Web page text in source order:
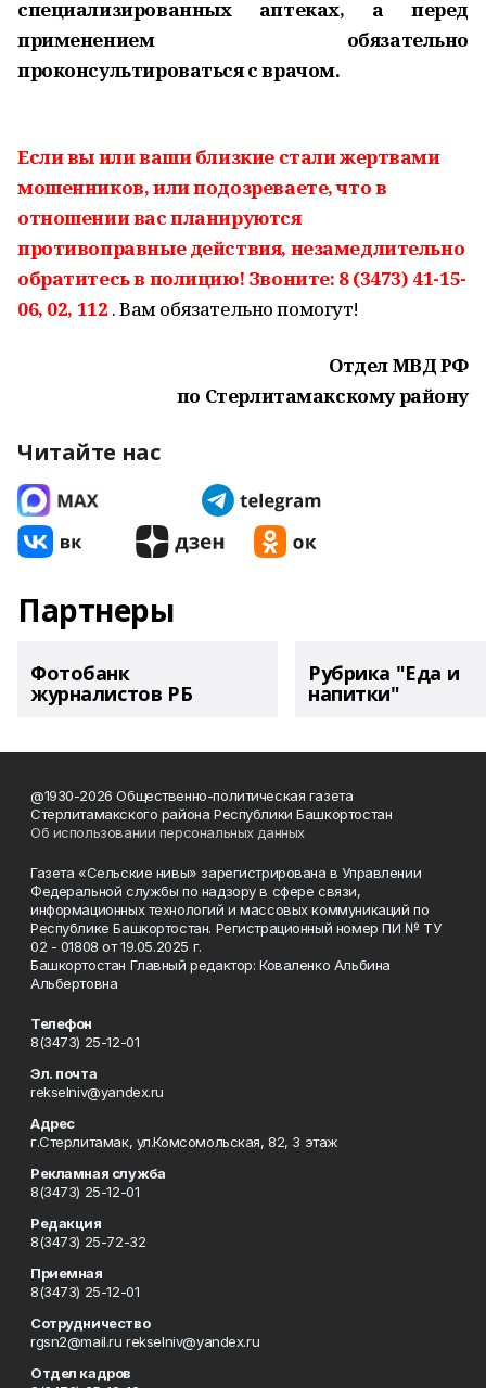
специализированных аптеках, а перед
применением обязательно
проконсультироваться с врачом.
Если вы или ваши близкие стали жертвами
мошенников, или подозреваете, что в
отношении вас планируются
противоправные действия, незамедлительно
обратитесь в полицию! Звоните: 8 (3473) 41-15-
06, 02, 112 . Вам обязательно помогут!
Отдел МВД РФ
по Стерлитамакскому району
Читайте нас
Партнеры
Фотобанк
журналистов РБ
Рубрика "Еда и
напитки"
@1930-2026 Общественно-политическая газета
Стерлитамакского района Республики Башкортостан
Об использовании персональных данных
Газета «Сельские нивы» зарегистрирована в Управлении
Федеральной службы по надзору в сфере связи,
информационных технологий и массовых коммуникаций по
Республике Башкортостан. Регистрационный номер ПИ № ТУ
02 - 01808 от 19.05.2025 г.
Башкортостан Главный редактор: Коваленко Альбина
Альбертовна
Телефон
8(3473) 25-12-01
Эл. почта
rekselniv@yandex.ru
Адрес
г.Стерлитамак, ул.Комсомольская, 82, 3 этаж
Рекламная служба
8(3473) 25-12-01
Редакция
8(3473) 25-72-32
Приемная
8(3473) 25-12-01
Сотрудничество
rgsn2@mail.ru rekselniv@yandex.ru
Отдел кадров